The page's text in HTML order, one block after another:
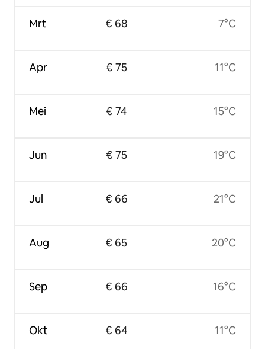
Mrt
Apr
Mei
Jun
Jul
Aug
Sep
Okt
€ 68
€ 75
€ 74
€ 75
€ 66
€ 65
€ 66
€ 64
7°C
11°C
15°C
19°C
21°C
20°C
16°C
11°C